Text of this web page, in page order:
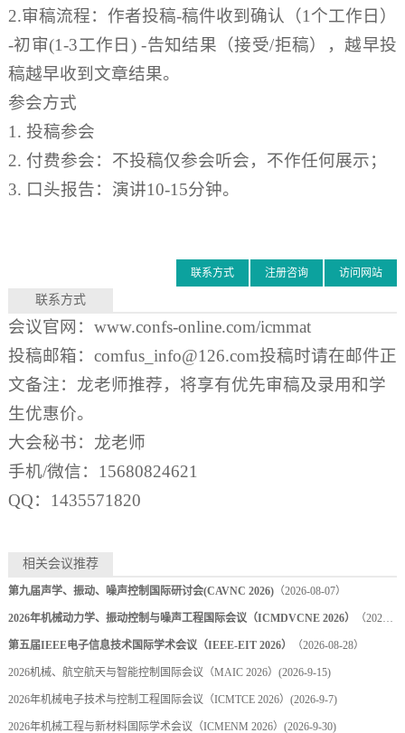
2.审稿流程：作者投稿-稿件收到确认（1个工作日）
-初审(1-3工作日) -告知结果（接受/拒稿），越早投
稿越早收到文章结果。
参会方式
1. 投稿参会
2. 付费参会：不投稿仅参会听会，不作任何展示；
3. 口头报告：演讲10-15分钟。
访问网站
注册咨询
联系方式
联系方式
会议官网： www.confs-online.com/icmmat
投稿邮箱：comfus_info@126.com投稿时请在邮件正
文备注：龙老师推荐，将享有优先审稿及录用和学
生优惠价。
大会秘书：龙老师
手机/微信：15680824621
QQ：1435571820
相关会议推荐
第九届声学、振动、噪声控制国际研讨会(CAVNC 2026)（2026-08-07）
2026年机械动力学、振动控制与噪声工程国际会议（ICMDVCNE 2026） （2026-08-22）
第五届IEEE电子信息技术国际学术会议（IEEE-EIT 2026） （2026-08-28）
2026机械、航空航天与智能控制国际会议（MAIC 2026） (2026-9-15)
2026年机械电子技术与控制工程国际会议（ICMTCE 2026） (2026-9-7)
2026年机械工程与新材料国际学术会议（ICMENM 2026） (2026-9-30)